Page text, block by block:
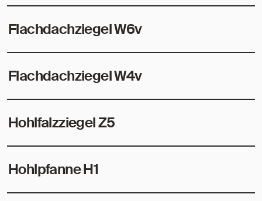
Flachdachziegel W6v
Flachdachziegel W4v
Hohlfalzziegel Z5
Hohlpfanne H1